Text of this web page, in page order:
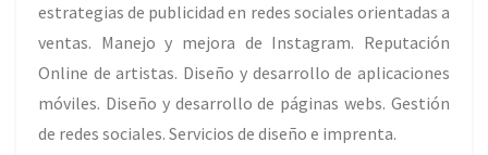
estrategias de publicidad en redes sociales orientadas a
ventas. Manejo y mejora de Instagram. Reputación
Online de artistas. Diseño y desarrollo de aplicaciones
móviles. Diseño y desarrollo de páginas webs. Gestión
de redes sociales. Servicios de diseño e imprenta.